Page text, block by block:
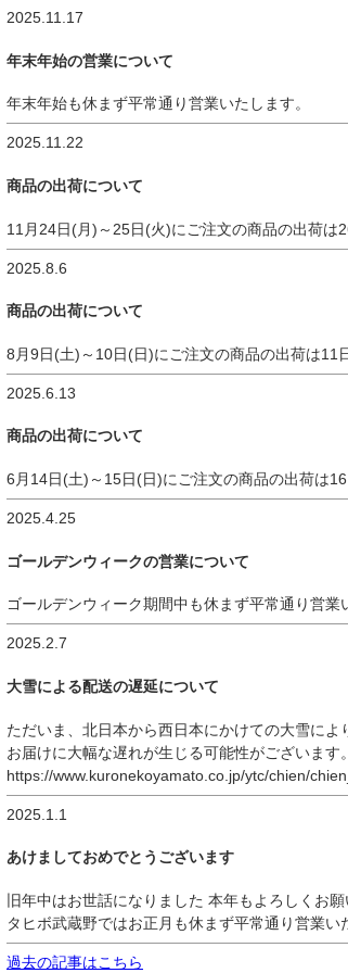
2025.11.17
年末年始の営業について
年末年始も休まず平常通り営業いたします。
2025.11.22
商品の出荷について
11月24日(月)～25日(火)にご注文の商品の出荷は
2025.8.6
商品の出荷について
8月9日(土)～10日(日)にご注文の商品の出荷は11
2025.6.13
商品の出荷について
6月14日(土)～15日(日)にご注文の商品の出荷は
2025.4.25
ゴールデンウィークの営業について
ゴールデンウィーク期間中も休まず平常通り営業
2025.2.7
大雪による配送の遅延について
ただいま、北日本から西日本にかけての大雪に
お届けに大幅な遅れが生じる可能性がございます
https://www.kuronekoyamato.co.jp/ytc/chien/
2025.1.1
あけましておめでとうございます
旧年中はお世話になりました 本年もよろしくお
タヒボ武蔵野ではお正月も休まず平常通り営業い
過去の記事はこちら